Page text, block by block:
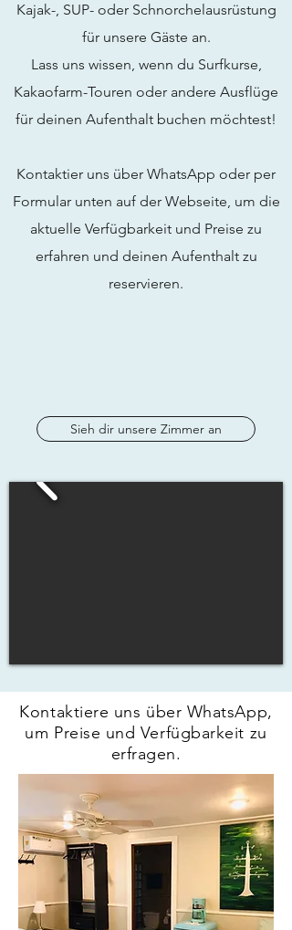
Kajak-, SUP- oder Schnorchelausrüstung
für unsere Gäste an.
Lass uns wissen, wenn du Surfkurse,
Kakaofarm-Touren oder andere Ausflüge
für deinen Aufenthalt buchen möchtest!
Kontaktier uns über WhatsApp oder per
Formular unten auf der Webseite, um die
aktuelle Verfügbarkeit und Preise zu
erfahren und deinen Aufenthalt zu
reservieren.
Sieh dir unsere Zimmer an
Kontaktiere uns über WhatsApp,
um Preise und Verfügbarkeit zu
erfragen.